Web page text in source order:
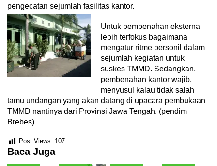
pengecatan sejumlah fasilitas kantor.
Untuk pembenahan eksternal
lebih terfokus bagaimana
mengatur ritme personil dalam
sejumlah kegiatan untuk
suskes TMMD. Sedangkan,
pembenahan kantor wajib,
menyusul kalau tidak salah
tamu undangan yang akan datang di upacara pembukaan
TMMD nantinya dari Provinsi Jawa Tengah. (pendim
Brebes)
Post Views: 107
Baca Juga